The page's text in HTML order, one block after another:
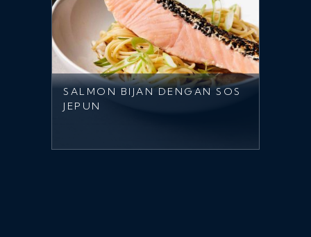
SALMON BIJAN DENGAN SOS
JEPUN